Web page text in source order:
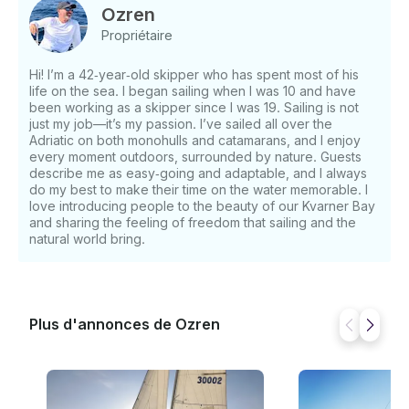
sous le soleil. Cette visite concilie activité et détente.
Vous pouvez participer à la voile si vous le souhaitez,
apprendre comment le bateau se déplace avec le
vent, ou vous pouvez simplement vous détendre et
laisser la journée se dérouler naturellement . Idéale
pour les familles, les couples ou les petits groupes
d'amis, cette aventure à la voile d'une demi-journée
offre un lien plus profond avec l'Adriatique, sans le
temps nécessaire à une excursion d'une journée.
Notre bateau Feet 30, conçu par Cossutti Yacht
Design, est un bateau amusant, sûr et fiable, conçu à
la fois pour l'enseignement de la voile et pour les
courses. Le plaisir de naviguer sur ce bateau est
comme le nôtre, disposent généralement d'un
espace intérieur minimal, et Opa ne fait pas
limitée et la cabine est principalement utilisée pour
saisir du matériel ou accéder aux toilettes en cas de
Ozren
Propriétaire
Hi! I’m a 42‑year‑old skipper who has spent most of his
life on the sea. I began sailing when I was 10 and have
been working as a skipper since I was 19. Sailing is not
just my job—it’s my passion. I’ve sailed all over the
Adriatic on both monohulls and catamarans, and I enjoy
every moment outdoors, surrounded by nature. Guests
describe me as easy‑going and adaptable, and I always
do my best to make their time on the water memorable. I
love introducing people to the beauty of our Kvarner Bay
and sharing the feeling of freedom that sailing and the
natural world bring.
Plus d'annonces de Ozren